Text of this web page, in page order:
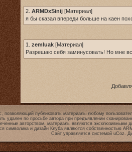
2. ARMDxSinij [Материал]
я бы сказал впереди больше на каен
1. zemluak [Материал]
Разрешаю себя заминусовать! Но мне
позволяющий публиковать материалы любому
удален по просьбе автора при предъявлении
авторством, материалы являются эксклюзивными
символика и дизайн Клуба являются собственностью
Сайт управляется системой uCoz.